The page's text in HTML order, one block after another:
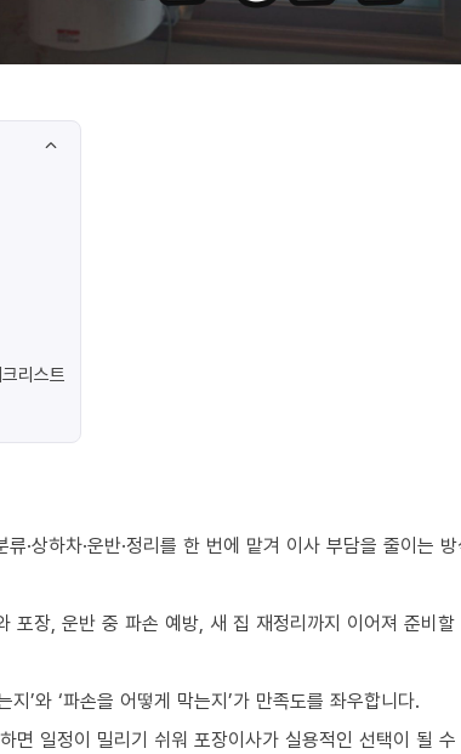
리스트
·상하차·운반·정리를 한 번에 맡겨 이사 부담을 줄이는
포장, 운반 중 파손 예방, 새 집 재정리까지 이어져 준비할
지’와 ‘파손을 어떻게 막는지’가 만족도를 좌우합니다.
면 일정이 밀리기 쉬워 포장이사가 실용적인 선택이 될 수